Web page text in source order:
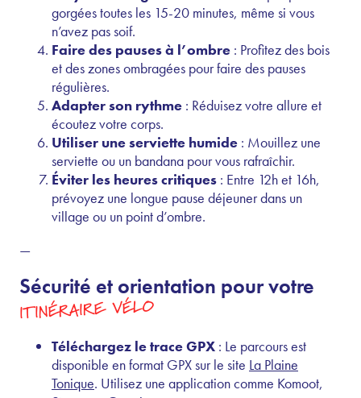
gorgées toutes les 15-20 minutes, même si vous
n’avez pas soif.
Faire des pauses à l’ombre : Profitez des bois
et des zones ombragées pour faire des pauses
régulières.
Adapter son rythme : Réduisez votre allure et
écoutez votre corps.
Utiliser une serviette humide : Mouillez une
serviette ou un bandana pour vous rafraîchir.
Éviter les heures critiques : Entre 12h et 16h,
prévoyez une longue pause déjeuner dans un
village ou un point d’ombre.
—
Sécurité et orientation pour votre
ITINÉRAIRE VÉLO
Téléchargez le trace GPX : Le parcours est
disponible en format GPX sur le site La Plaine
Tonique. Utilisez une application comme Komoot,